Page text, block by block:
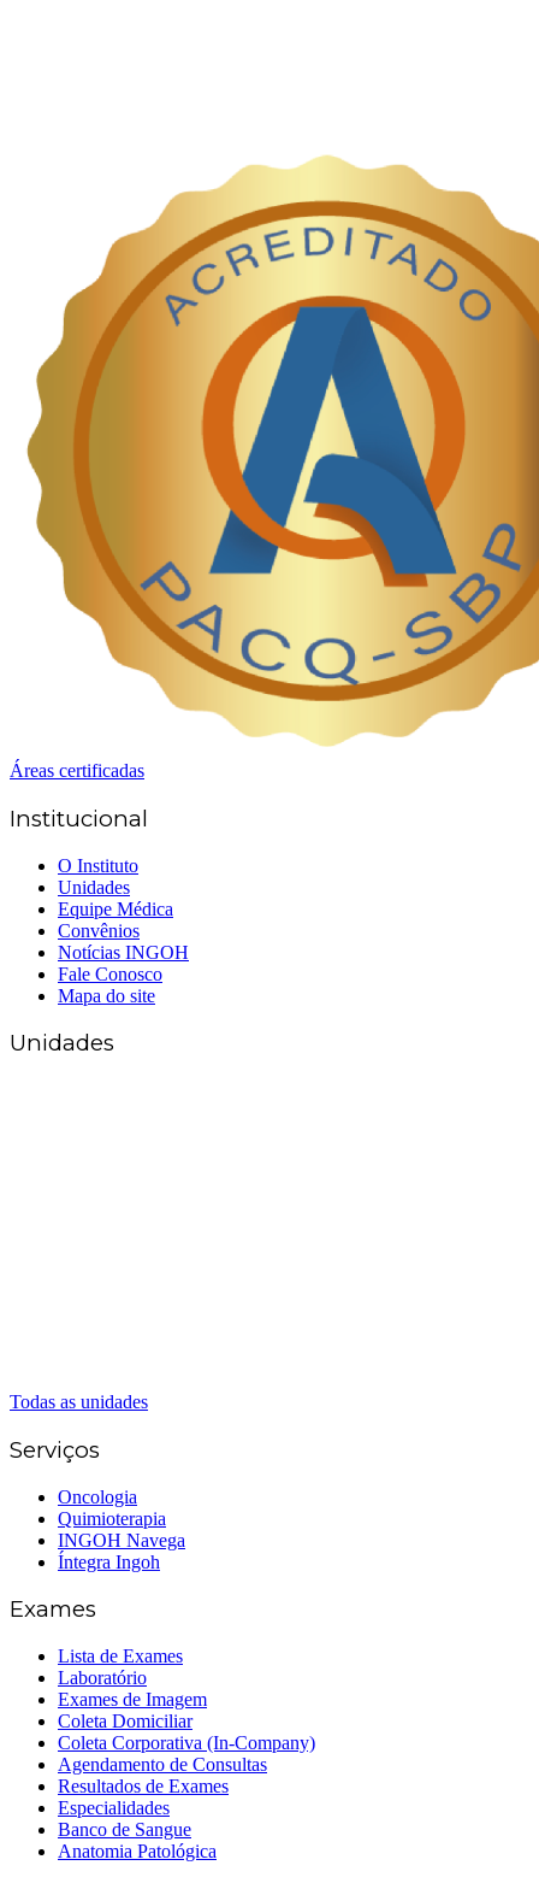
Áreas certificadas
Institucional
O Instituto
Unidades
Equipe Médica
Convênios
Notícias INGOH
Fale Conosco
Mapa do site
Unidades
Todas as unidades
Serviços
Oncologia
Quimioterapia
INGOH Navega
Íntegra Ingoh
Exames
Lista de Exames
Laboratório
Exames de Imagem
Coleta Domiciliar
Coleta Corporativa (In-Company)
Agendamento de Consultas
Resultados de Exames
Especialidades
Banco de Sangue
Anatomia Patológica